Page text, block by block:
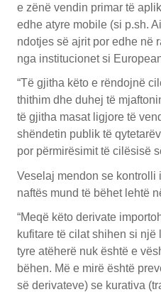
e zënë vendin primar të
edhe atyre mobile (si p.sh.
ndotjes së ajrit por edhe në
nga institucionet si
“Të gjitha këto e rëndojnë
thithim dhe duhej të
të gjitha masat ligjore të
shëndetin publik të
por përmirësimit të cilësisë
Veselaj mendon se kontrolli
naftës mund të bëhet lehtë
“Meqë këto derivate
kufitare të cilat shihen si një
tyre atëherë nuk është e
bëhen. Më e mirë është
së derivateve) se kurativa